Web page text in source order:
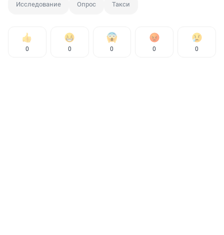
Исследование Опрос Такси
0 0 0 0 0